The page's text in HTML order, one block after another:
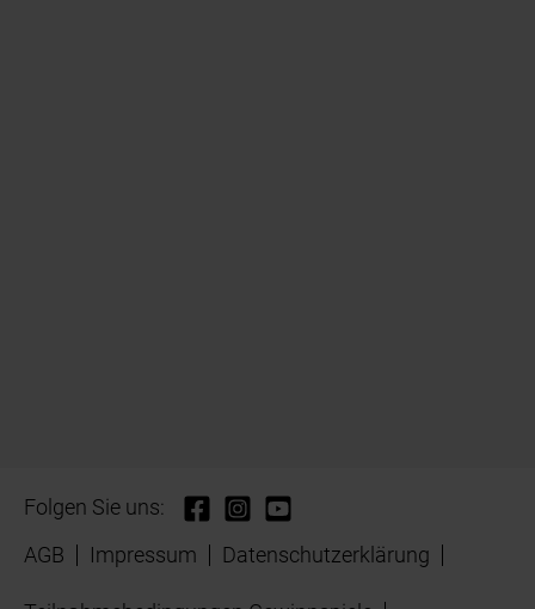
Folgen Sie uns:
AGB
Impressum Datenschutzerklärung